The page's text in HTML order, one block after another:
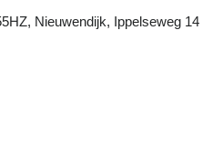
Nieuwendijk, Ippelseweg 14